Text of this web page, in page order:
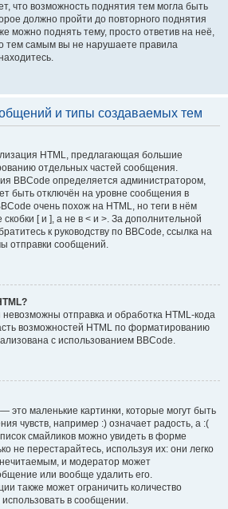
что возможность поднятия тем могла быть
должно пройти до повторного поднятия
можно поднять тему, просто ответив на неё,
тем самым вы не нарушаете правила
и типы создаваемых тем
HTML, предлагающая большие
отдельных частей сообщения.
BBCode определяется администратором,
быть отключён на уровне сообщения в
очень похож на HTML, но теги в нём
[ и ], а не в < и >. За дополнительной
к руководству по BBCode, ссылка на
отправки сообщений.
отправка и обработка HTML-кода
возможностей HTML по форматированию
с использованием BBCode.
это маленькие картинки, которые могут быть
чувств, например :) означает радость, а :(
смайликов можно увидеть в форме
не перестарайтесь, используя их: они легко
и модератор может
или вообще удалить его.
также может ограничить количество
в сообщении.